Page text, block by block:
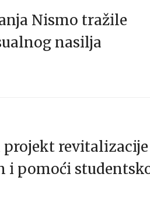
Nismo tražile
nasilja
revitalizacije
i pomoći